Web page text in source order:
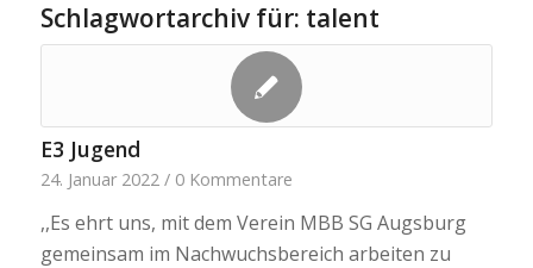
Schlagwortarchiv für: talent
E3 Jugend
24. Januar 2022 / 0 Kommentare
,,Es ehrt uns, mit dem Verein MBB SG Augsburg
gemeinsam im Nachwuchsbereich arbeiten zu